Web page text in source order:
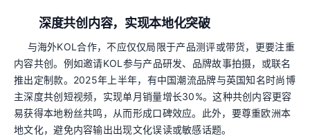
深度共创内容，实现本地化突破
与海外KOL合作，不应仅仅局限于产品测评或带货，更要注重
内容共创。例如邀请KOL参与产品研发、品牌故事拍摄，或联名
推出定制款。2025年上半年，有中国潮流品牌与英国知名时尚博
主深度共创短视频，实现单月销量增长30%。这种共创内容更容
易获得本地粉丝共鸣，从而形成口碑效应。此外，要尊重欧洲本
地文化，避免内容输出出现文化误读或敏感话题。